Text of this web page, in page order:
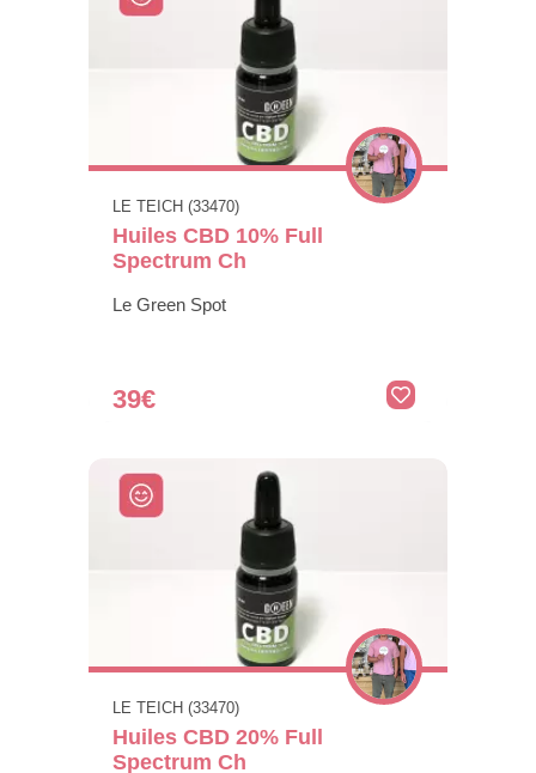
LE TEICH (33470)
Huiles CBD 10% Full
Spectrum Ch
Le Green Spot
39€
LE TEICH (33470)
Huiles CBD 20% Full
Spectrum Ch